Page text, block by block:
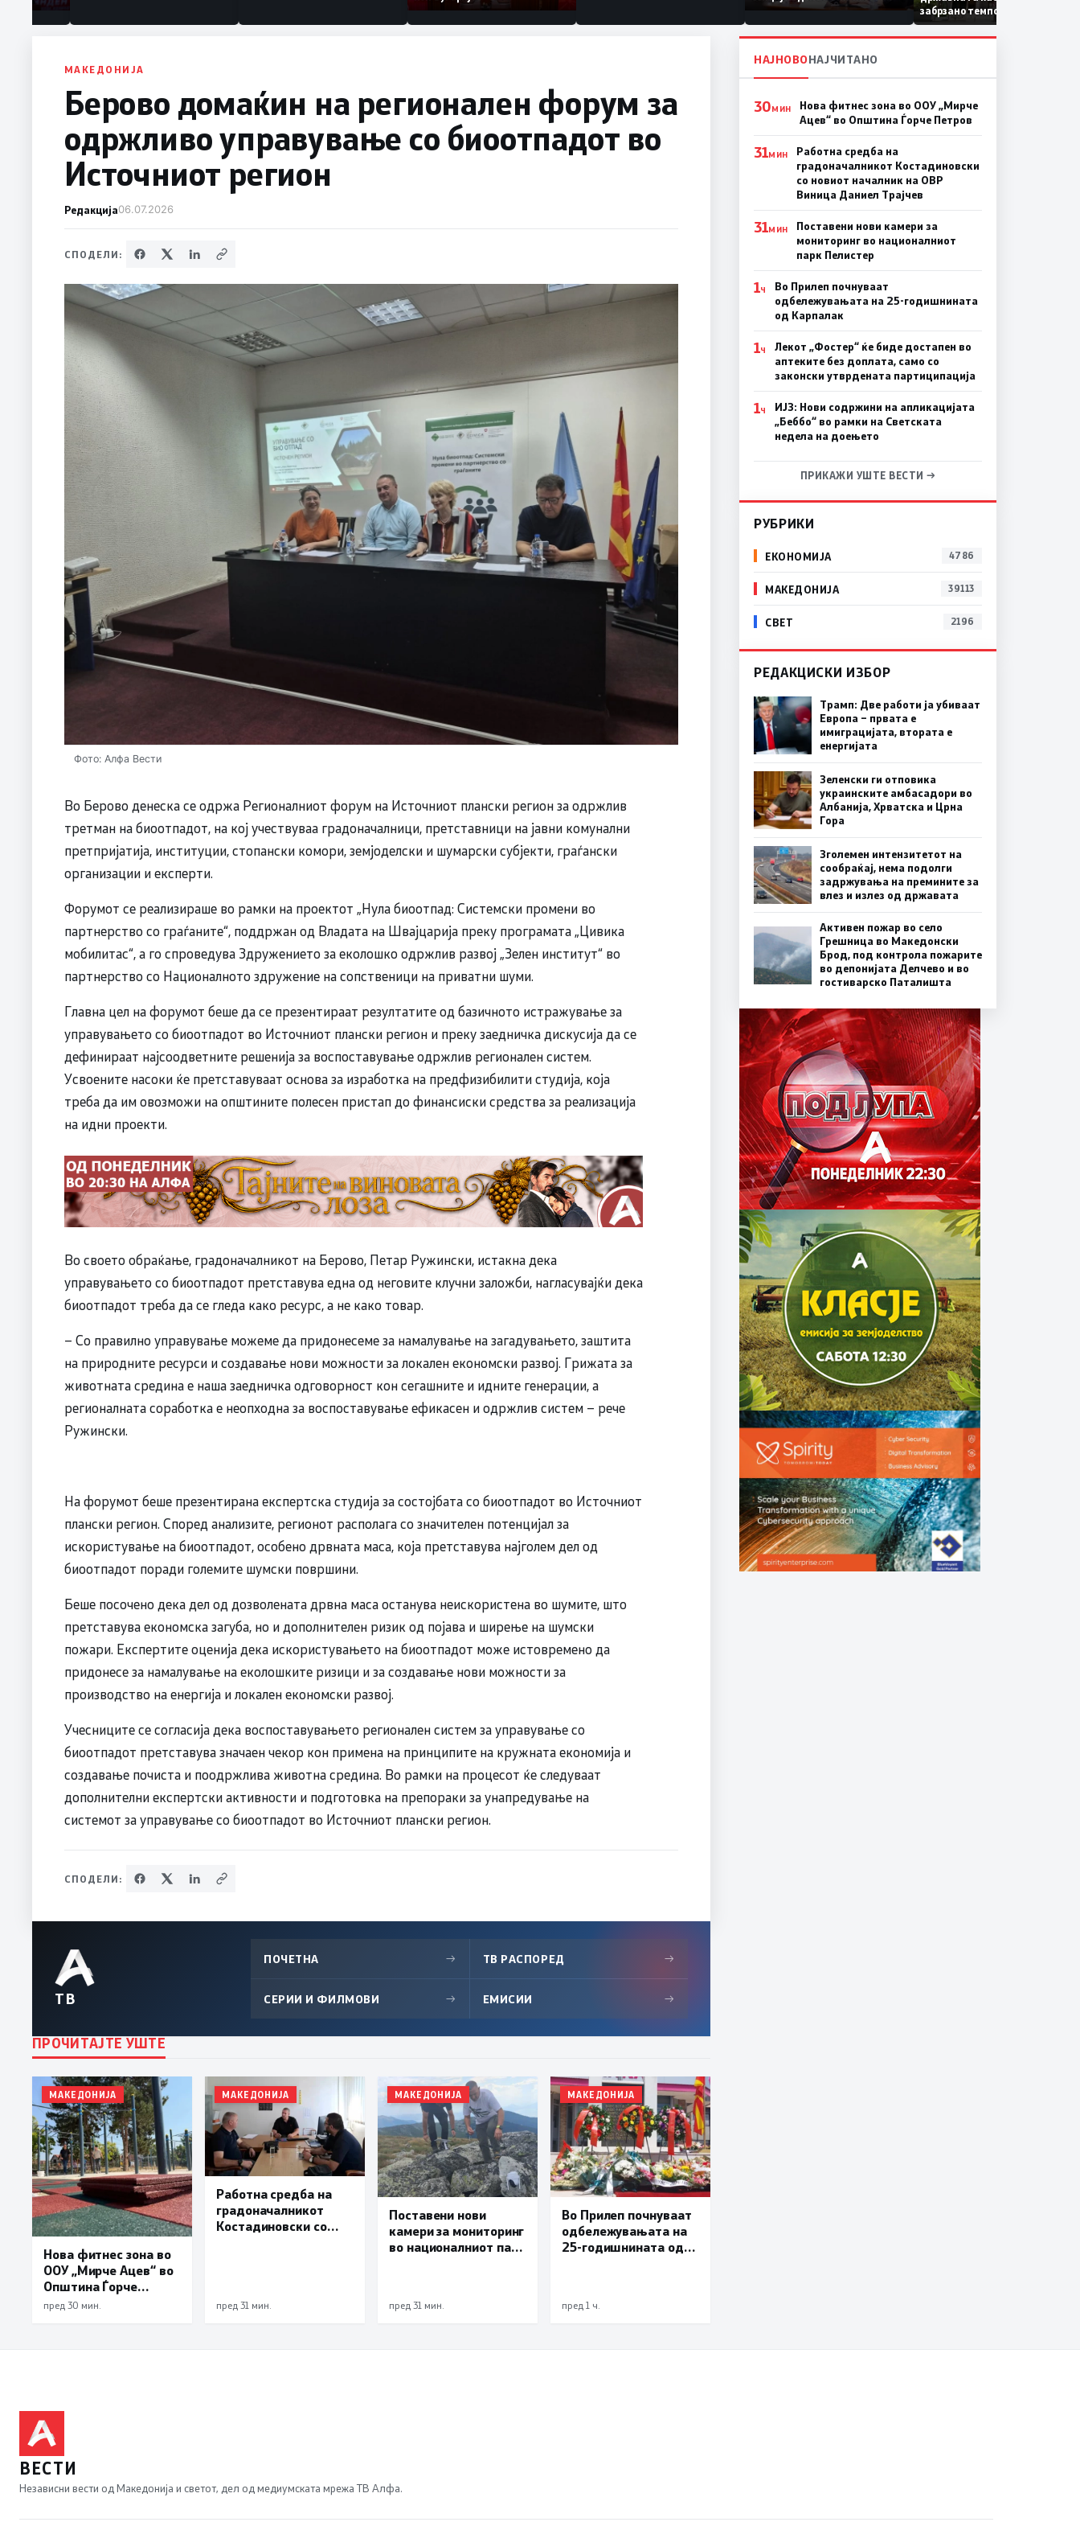
Коридор 8, Македонија
станува раскрсница на
Балканот
забрзано темпо
МАКЕДОНИЈА
Берово домаќин на регионален форум за
одржливо управување со биоотпадот во
Источниот регион
Редакција06.07.2026
СПОДЕЛИ:
Фото: Алфа Вести
Во Берово денеска се одржа Регионалниот форум на Источниот плански регион за одржлив
третман на биоотпадот, на кој учествуваа градоначалници, претставници на јавни комунални
претпријатија, институции, стопански комори, земјоделски и шумарски субјекти, граѓански
организации и експерти.
Форумот се реализираше во рамки на проектот „Нула биоотпад: Системски промени во
партнерство со граѓаните“, поддржан од Владата на Швајцарија преку програмата „Цивика
мобилитас“, а го спроведува Здружението за еколошко одржлив развој „Зелен институт“ во
партнерство со Националното здружение на сопственици на приватни шуми.
Главна цел на форумот беше да се презентираат резултатите од базичното истражување за
управувањето со биоотпадот во Источниот плански регион и преку заедничка дискусија да се
дефинираат најсоодветните решенија за воспоставување одржлив регионален систем.
Усвоените насоки ќе претставуваат основа за изработка на предфизибилити студија, која
треба да им овозможи на општините полесен пристап до финансиски средства за реализација
на идни проекти.
Во своето обраќање, градоначалникот на Берово, Петар Ружински, истакна дека
управувањето со биоотпадот претставува една од неговите клучни заложби, нагласувајќи дека
биоотпадот треба да се гледа како ресурс, а не како товар.
– Со правилно управување можеме да придонесеме за намалување на загадувањето, заштита
на природните ресурси и создавање нови можности за локален економски развој. Грижата за
животната средина е наша заедничка одговорност кон сегашните и идните генерации, а
регионалната соработка е неопходна за воспоставување ефикасен и одржлив систем – рече
Ружински.
На форумот беше презентирана експертска студија за состојбата со биоотпадот во Источниот
плански регион. Според анализите, регионот располага со значителен потенцијал за
искористување на биоотпадот, особено дрвната маса, која претставува најголем дел од
биоотпадот поради големите шумски површини.
Беше посочено дека дел од дозволената дрвна маса останува неискористена во шумите, што
претставува економска загуба, но и дополнителен ризик од појава и ширење на шумски
пожари. Експертите оценија дека искористувањето на биоотпадот може истовремено да
придонесе за намалување на еколошките ризици и за создавање нови можности за
производство на енергија и локален економски развој.
Учесниците се согласија дека воспоставувањето регионален систем за управување со
биоотпадот претставува значаен чекор кон примена на принципите на кружната економија и
создавање почиста и поодржлива животна средина. Во рамки на процесот ќе следуваат
дополнителни експертски активности и подготовка на препораки за унапредување на
системот за управување со биоотпадот во Источниот плански регион.
СПОДЕЛИ:
ТВ
ПОЧЕТНА → ТВ РАСПОРЕД →
СЕРИИ И ФИЛМОВИ → ЕМИСИИ →
ПРОЧИТАЈТЕ УШТЕ
МАКЕДОНИЈА
Нова фитнес зона во
ООУ „Мирче Ацев“ во
Општина Ѓорче
Петров
пред 30 мин.
МАКЕДОНИЈА
Работна средба на
градоначалникот
Костадиновски со
пред 31 мин.
МАКЕДОНИЈА
Поставени нови
камери за мониторинг
во националниот парк
пред 31 мин.
МАКЕДОНИЈА
Во Прилеп почнуваат
одбележувањата на
25-годишнината од
пред 1 ч.
НАЈНОВОНАЈЧИТАНО
30МИН
Нова фитнес зона во ООУ „Мирче
Ацев“ во Општина Ѓорче Петров
31МИН
Работна средба на
градоначалникот Костадиновски
со новиот началник на ОВР
Виница Даниел Трајчев
31МИН
Поставени нови камери за
мониторинг во националниот
парк Пелистер
1Ч
Во Прилеп почнуваат
одбележувањата на 25-годишнината
од Карпалак
1Ч
Лекот „Фостер“ ќе биде достапен во
аптеките без доплата, само со
законски утврдената партиципација
1Ч
ИЈЗ: Нови содржини на апликацијата
„Беббо“ во рамки на Светската
недела на доењето
ПРИКАЖИ УШТЕ ВЕСТИ →
РУБРИКИ
ЕКОНОМИЈА 4786
МАКЕДОНИЈА 39113
СВЕТ 2196
РЕДАКЦИСКИ ИЗБОР
Трамп: Две работи ја убиваат
Европа – првата е
имиграцијата, втората е
енергијата
Зеленски ги отповика
украинските амбасадори во
Албанија, Хрватска и Црна
Гора
Зголемен интензитетот на
сообраќај, нема подолги
задржувања на премините за
влез и излез од државата
Активен пожар во село
Грешница во Македонски
Брод, под контрола пожарите
во депонијата Делчево и во
гостиварско Паталишта
ВЕСТИ
Независни вести од Македонија и светот, дел од медиумската мрежа ТВ Алфа.